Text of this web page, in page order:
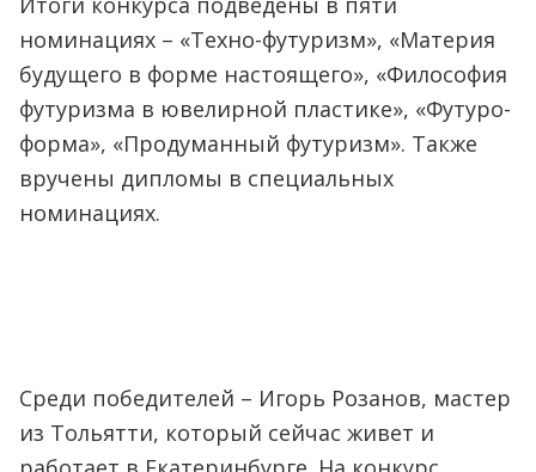
номинациях – «Техно-футуризм», «Материя
будущего в форме настоящего», «Философия
футуризма в ювелирной пластике», «Футуро-
форма», «Продуманный футуризм». Также
вручены дипломы в специальных
номинациях.
Среди победителей – Игорь Розанов, мастер
из Тольятти, который сейчас живет и